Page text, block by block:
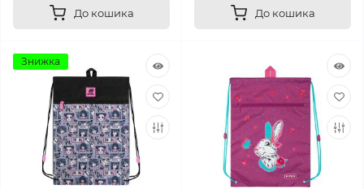
До кошика До кошика
Знижка